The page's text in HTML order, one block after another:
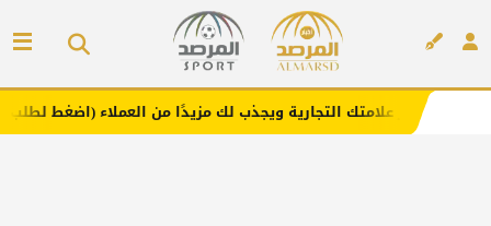
ويجذب لك مزيدًا من العملاء (اضغط لطلب الإعلان)